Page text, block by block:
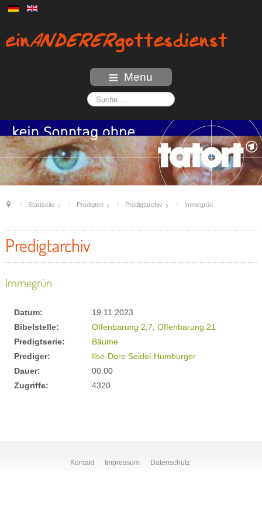
Menu
Startseite Predigten Predigtarchiv Immegrün
Predigtarchiv
Immegrün
Datum:
19.11.2023
Bibelstelle:
Offenbarung 2,7;Offenbarung 21
Predigtserie:
Bäume
Prediger:
Ilse-Dore Seidel-Humburger
Dauer:
00:00
Zugriffe:
4320
Kontakt Impressum Datenschutz